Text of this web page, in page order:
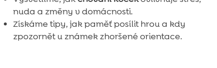
nuda a změny v domácnosti.
Získáme tipy, jak paměť posílit hrou a kdy
zpozornět u známek zhoršené orientace.